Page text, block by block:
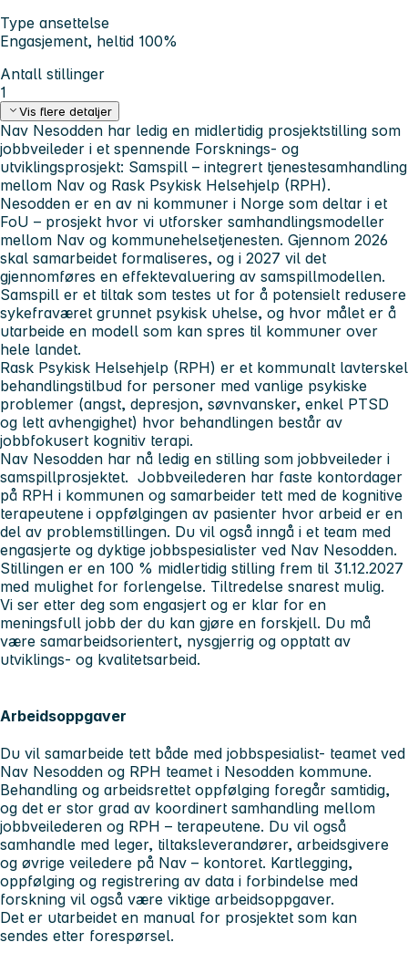
Type ansettelse
Engasjement, heltid 100%
Antall stillinger
1
Vis flere detaljer
Nav Nesodden har ledig en midlertidig prosjektstilling som
jobbveileder i et spennende Forsknings- og
utviklingsprosjekt: Samspill – integrert tjenestesamhandling
mellom Nav og Rask Psykisk Helsehjelp (RPH).
Nesodden er en av ni kommuner i Norge som deltar i et
FoU – prosjekt hvor vi utforsker samhandlingsmodeller
mellom Nav og kommunehelsetjenesten. Gjennom 2026
skal samarbeidet formaliseres, og i 2027 vil det
gjennomføres en effektevaluering av samspillmodellen.
Samspill er et tiltak som testes ut for å potensielt redusere
sykefraværet grunnet psykisk uhelse, og hvor målet er å
utarbeide en modell som kan spres til kommuner over
hele landet.
Rask Psykisk Helsehjelp (RPH) er et kommunalt lavterskel
behandlingstilbud for personer med vanlige psykiske
problemer (angst, depresjon, søvnvansker, enkel PTSD
og lett avhengighet) hvor behandlingen består av
jobbfokusert kognitiv terapi.
Nav Nesodden har nå ledig en stilling som jobbveileder i
samspillprosjektet. Jobbveilederen har faste kontordager
på RPH i kommunen og samarbeider tett med de kognitive
terapeutene i oppfølgingen av pasienter hvor arbeid er en
del av problemstillingen. Du vil også inngå i et team med
engasjerte og dyktige jobbspesialister ved Nav Nesodden.
Stillingen er en 100 % midlertidig stilling frem til 31.12.2027
med mulighet for forlengelse. Tiltredelse snarest mulig.
Vi ser etter deg som engasjert og er klar for en
meningsfull jobb der du kan gjøre en forskjell. Du må
være samarbeidsorientert, nysgjerrig og opptatt av
utviklings- og kvalitetsarbeid.
Arbeidsoppgaver
Du vil samarbeide tett både med jobbspesialist- teamet ved
Nav Nesodden og RPH teamet i Nesodden kommune.
Behandling og arbeidsrettet oppfølging foregår samtidig,
og det er stor grad av koordinert samhandling mellom
jobbveilederen og RPH – terapeutene. Du vil også
samhandle med leger, tiltaksleverandører, arbeidsgivere
og øvrige veiledere på Nav – kontoret. Kartlegging,
oppfølging og registrering av data i forbindelse med
forskning vil også være viktige arbeidsoppgaver.
Det er utarbeidet en manual for prosjektet som kan
sendes etter forespørsel.